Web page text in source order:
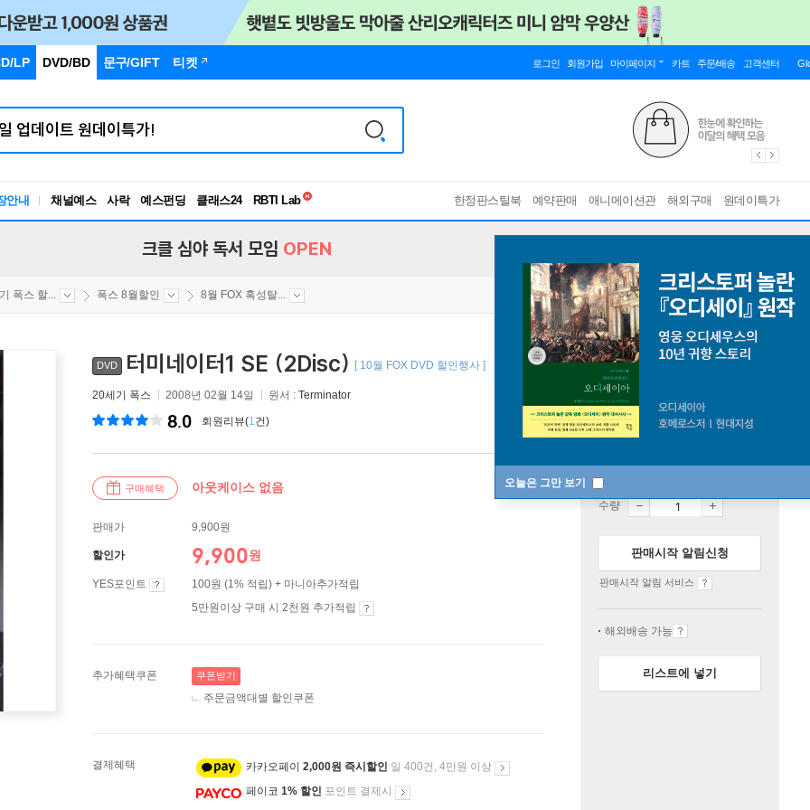
LP DVD/BD 문구/GIFT 티켓 로그인 회원가입 마이페이지 카트 주문/배송 고객센터
안내 채널예스 사락 예스펀딩 클래스24
독서유형검사
한정판스틸북 예약판매 애니메이션관 해외구매 원데이특가
오늘은 그만 보기
크클 심야 독서 모임 OPEN
폭스 할... 폭스 8월할인 8월 FOX 혹성탈...
DVD 터미네이터1 SE (2Disc) [ 10월 FOX DVD 할인행사 ]
20세기 폭스 2008년 02월 14일 원서 : Terminator
8.0 회원리뷰(1건)
구매혜택 아웃케이스 없음
판매가 9,900원
할인가 9,900원
YES포인트
100원 (1% 적립) + 마니아추가적립
5만원이상 구매 시 2천원 추가적립
추가혜택쿠폰 쿠폰받기
주문금액대별 할인쿠폰
결제혜택 카카오페이 2,000원 즉시할인 일 400건, 4만원 이상
페이코 1% 할인 포인트 결제시
품절
수량
판매시작 알림신청
판매시작 알림 서비스
해외배송 가능
리스트에 넣기